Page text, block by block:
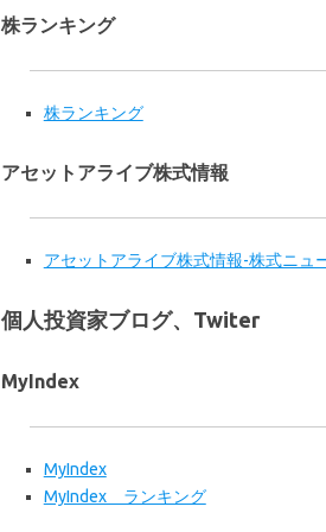
株ランキング
株ランキング
アセットアライブ株式情報
アセットアライブ株式情報-株式ニュ
個人投資家ブログ、Twiter
MyIndex
MyIndex
MyIndex ランキング